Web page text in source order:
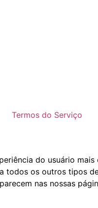
Termos do Serviço
do usuário
os outros tipos
nas nossas